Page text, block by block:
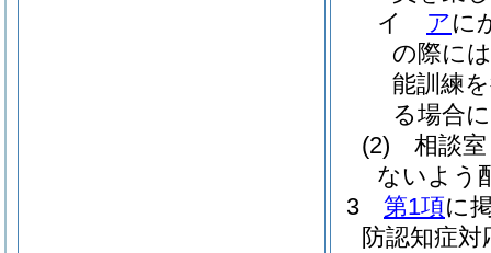
イ
アに
の際に
能訓練
る場合
(2)
相談
ないよう
3
第1項に
防認知症